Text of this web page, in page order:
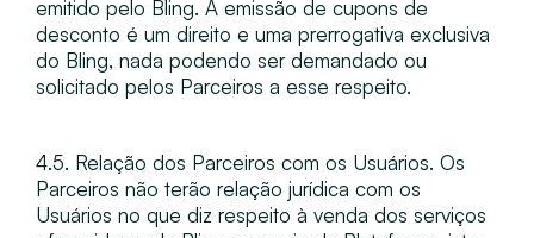
emitido pelo Bling. A emissão de cupons de
desconto é um direito e uma prerrogativa exclusiva
do Bling, nada podendo ser demandado ou
solicitado pelos Parceiros a esse respeito.
4.5. Relação dos Parceiros com os Usuários​. Os
Parceiros não terão relação jurídica com os
Usuários no que diz respeito à venda dos serviços